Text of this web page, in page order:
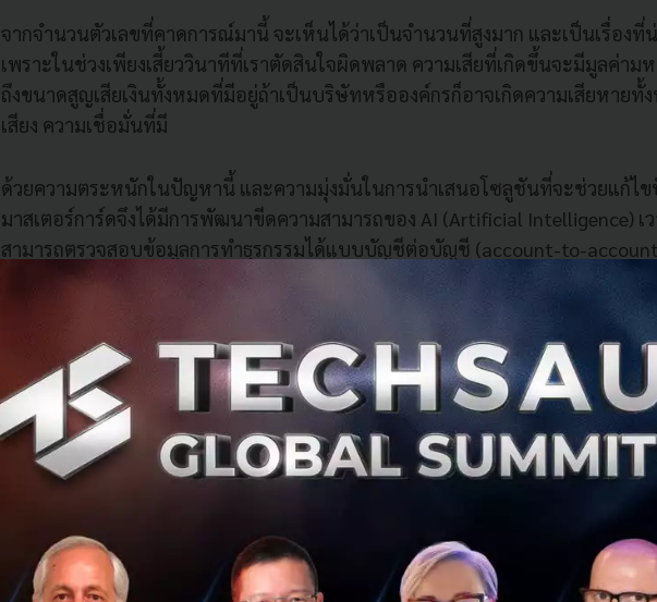
จากจำนวนตัวเลขที่คาดการณ์มานี้ จะเห็นได้ว่าเป็นจำนวนที่สูงมาก และเป็นเรื่องที่
เพราะในช่วงเพียงเสี้ยววินาทีที่เราตัดสินใจผิดพลาด ความเสียที่เกิดขึ้นจะมีมูลค่าม
ถึงขนาดสูญเสียเงินทั้งหมดที่มีอยู่ถ้าเป็นบริษัทหรือองค์กรก็อาจเกิดความเสียหายทั้
เสียง ความเชื่อมั่นที่มี
ด้วยความตระหนักในปัญหานี้ และความมุ่งมั่นในการนำเสนอโซลูชันที่จะช่วยแก้ไ
มาสเตอร์การ์ดจึงได้มีการพัฒนาขีดความสามารถของ AI (Artificial Intelligence) เ
สามารถตรวจสอบข้อมูลการทำธุรกรรมได้แบบบัญชีต่อบัญชี (account-to-
สามารถคาดการณ์และป้องกันการทำธุรกรรมจากสแกมเมอร์ในทุกรูปแบบ ด้วยการใ
รมทางการเงินแบบสเกลใหญ่เพื่อช่วยตรวจสอบและระงับการทำธุรกรรมของเหล่าส
ยลไทม์ก่อนที่เงินของเหยื่อจะถูกยักยอกไป
โดยในปัจจุบันมีธนาคาร 9 แห่งในอังกฤษทเข้าร่วมในระบบนี้ ได้แก่ Lloyds
of Scotland, NatWest, Monzo และ TSB
ทางแก้ไขปัญหา ด้วยการติดตามความเคลื่อนไหวของเงินไปจนถึงบัญชีปลายทางต้อ
บัญชีเหล่านี้ลง และด้วยข้อมูลการติดตามการเดินเงินเหล่านี้เอง ที่ช่วยให้ระบบของ